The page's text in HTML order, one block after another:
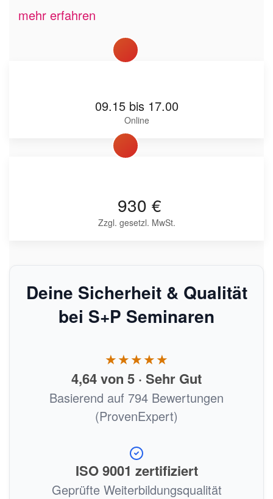
mehr erfahren
09.15 bis 17.00
Online
930 €
Zzgl. gesetzl. MwSt.
Deine Sicherheit & Qualität
bei S+P Seminaren
★★★★★
4,64 von 5 · Sehr Gut
Basierend auf 794 Bewertungen
(ProvenExpert)
ISO 9001 zertifiziert
Geprüfte Weiterbildungsqualität